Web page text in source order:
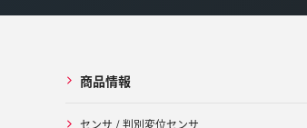
商品情報
センサ / 判別変位センサ